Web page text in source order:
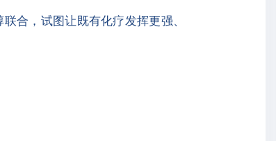
合，试图让既有化疗发挥更强、